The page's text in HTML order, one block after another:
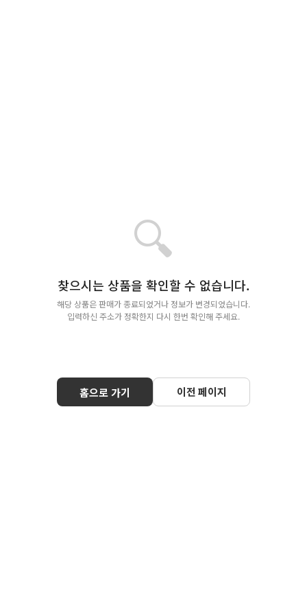
🔍
찾으시는 상품을 확인할 수 없습니다.
해당 상품은 판매가 종료되었거나 정보가 변경되었습니다.
입력하신 주소가 정확한지 다시 한번 확인해 주세요.
홈으로 가기 이전 페이지